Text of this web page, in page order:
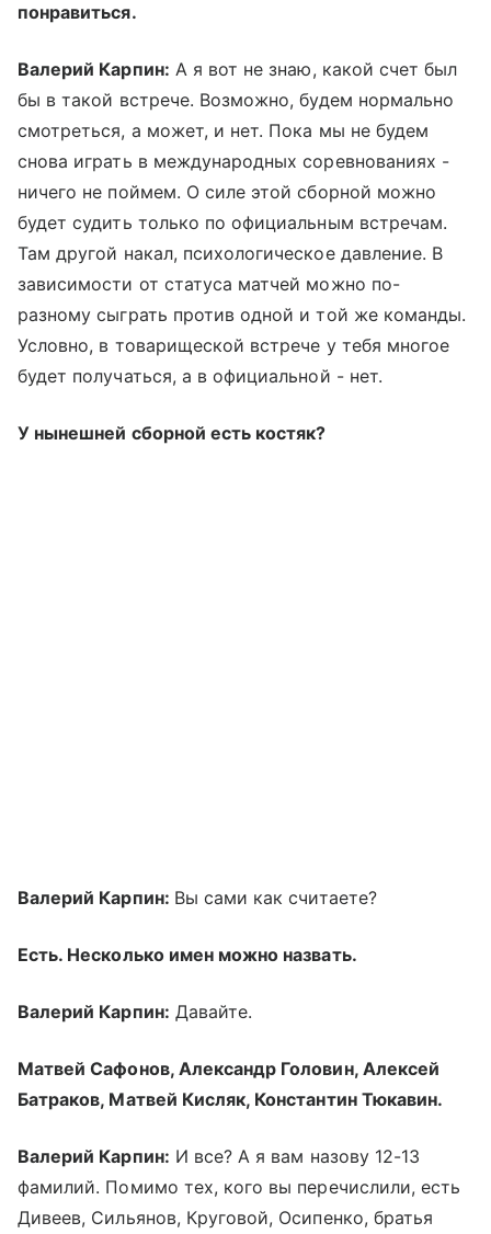
понравиться.
Валерий Карпин: А я вот не знаю, какой счет был
бы в такой встрече. Возможно, будем нормально
смотреться, а может, и нет. Пока мы не будем
снова играть в международных соревнованиях -
ничего не поймем. О силе этой сборной можно
будет судить только по официальным встречам.
Там другой накал, психологическое давление. В
зависимости от статуса матчей можно по-
разному сыграть против одной и той же команды.
Условно, в товарищеской встрече у тебя многое
будет получаться, а в официальной - нет.
У нынешней сборной есть костяк?
Валерий Карпин: Вы сами как считаете?
Есть. Несколько имен можно назвать.
Валерий Карпин: Давайте.
Матвей Сафонов, Александр Головин, Алексей
Батраков, Матвей Кисляк, Константин Тюкавин.
Валерий Карпин: И все? А я вам назову 12-13
фамилий. Помимо тех, кого вы перечислили, есть
Дивеев, Сильянов, Круговой, Осипенко, братья